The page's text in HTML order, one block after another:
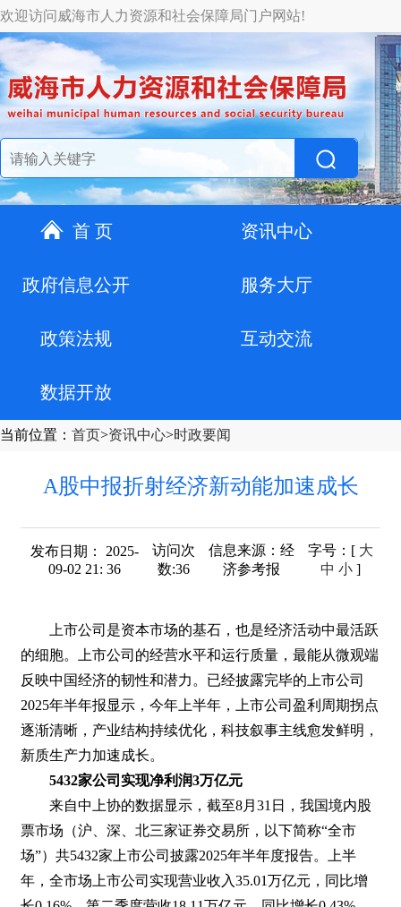
欢迎访问威海市人力资源和社会保障局门户网站!
首 页 资讯中心
政府信息公开 服务大厅
政策法规 互动交流
数据开放
当前位置 ： 首页>资讯中心>时政要闻
A股中报折射经济新动能加速成长
发布日期： 2025-
09-02 21: 36
访问次
数:36
信息来源： 经
济参考报
字号 ：[ 大
中 小 ]
上市公司是资本市场的基石，也是经济活动中最活跃
的细胞。上市公司的经营水平和运行质量，最能从微观端
反映中国经济的韧性和潜力。已经披露完毕的上市公司
2025年半年报显示，今年上半年，上市公司盈利周期拐点
逐渐清晰，产业结构持续优化，科技叙事主线愈发鲜明，
新质生产力加速成长。
5432家公司实现净利润3万亿元
来自中上协的数据显示，截至8月31日，我国境内股
票市场（沪、深、北三家证券交易所，以下简称“全市
场”）共5432家上市公司披露2025年半年度报告。上半
年，全市场上市公司实现营业收入35.01万亿元，同比增